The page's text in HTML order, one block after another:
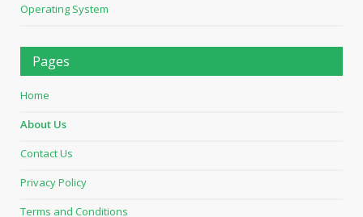
Operating System
Pages
Home
About Us
Contact Us
Privacy Policy
Terms and Conditions